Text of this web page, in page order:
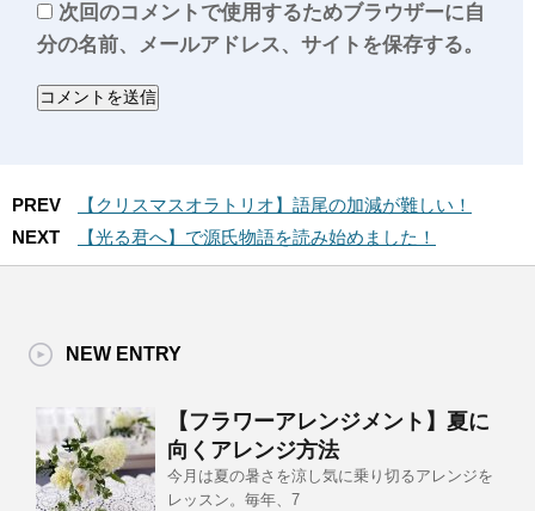
次回のコメントで使用するためブラウザーに自
分の名前、メールアドレス、サイトを保存する。
PREV
【クリスマスオラトリオ】語尾の加減が難しい！
NEXT
【光る君へ】で源氏物語を読み始めました！
NEW ENTRY
【フラワーアレンジメント】夏に
向くアレンジ方法
今月は夏の暑さを涼し気に乗り切るアレンジを
レッスン。毎年、7